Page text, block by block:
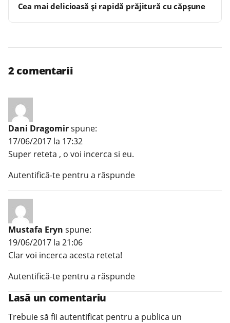
Cea mai delicioasă şi rapidă prăjitură cu căpşune
2 comentarii
Dani Dragomirspune:
17/06/2017 la 17:32
Super reteta , o voi incerca si eu.
Autentifică-te pentru a răspunde
Mustafa Eryn spune:
19/06/2017 la 21:06
Clar voi incerca acesta reteta!
Autentifică-te pentru a răspunde
Lasă un comentariu
Trebuie să fii autentificat pentru a publica un